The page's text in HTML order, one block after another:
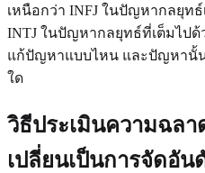
เหนือกว่า INFJ ในปัญหากลยุทธ์
INTJ ในปัญหากลยุทธ์ที่เต็มไป
แก้ปัญหาแบบไหน และปัญหานั้
ใด
วิธีประเมินความฉลา
เปลี่ยนเป็นการจัดอัน